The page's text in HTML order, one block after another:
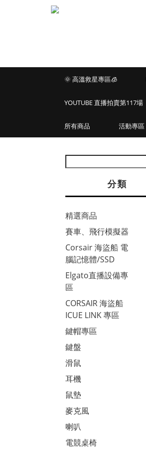
🌞 高溫救星專區🧊
YOUTUBE 直播拍賣第117場
所有商品 活動專區
分類
精選商品
賽車、飛行模擬器
Corsair 海盜船 電
腦記憶體/SSD
Elgato直播設備專
區
CORSAIR 海盜船
ICUE LINK 專區
鍵帽專區
鍵盤
滑鼠
耳機
鼠墊
麥克風
喇叭
電競桌椅